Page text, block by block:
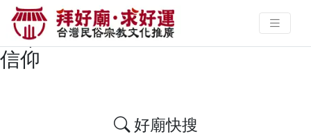
搜尋屏東縣潮州鎮遶境/進香廟宇資
料 | 拜好廟求好運 找到與您有緣的
信仰
好廟快搜